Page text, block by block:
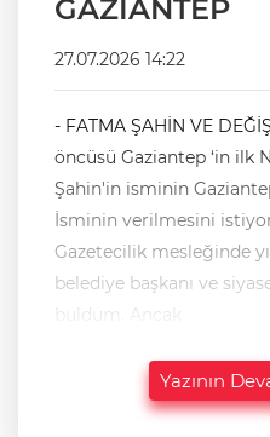
GAZİANTEP
27.07.2026 14:22
- FATMA ŞAHİN VE DEĞİŞEN
öncüsü Gaziantep ‘in ilk
Şahin'in isminin
İsminin verilmesini
Gazetecilik mesleğinde
belediye başkanı ve
buldum. Ancak
Yazının